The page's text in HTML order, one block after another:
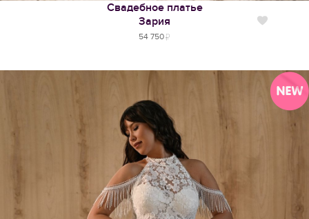
Свадебное платье
Зария
54 750